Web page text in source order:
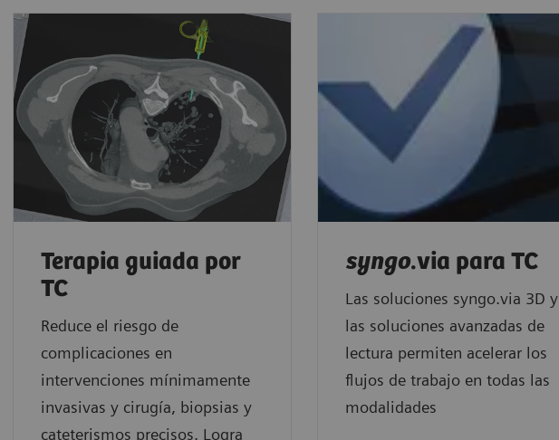
Terapia guiada por
TC
Reduce el riesgo de
complicaciones en
intervenciones mínimamente
invasivas y cirugía, biopsias y
cateterismos precisos. Logra
syngo.via para TC
Las soluciones syngo.via 3D y
las soluciones avanzadas de
lectura permiten acelerar los
flujos de trabajo en todas las
modalidades